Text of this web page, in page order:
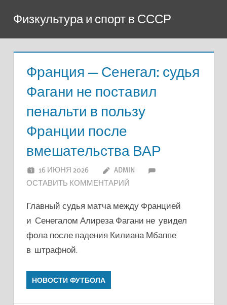
содержимому
Физкультура и спорт в СССР
Франция — Сенегал: судья
Фагани не поставил
пенальти в пользу
Франции после
вмешательства ВАР
16 ИЮНЯ 2026
ADMIN
ОСТАВИТЬ КОММЕНТАРИЙ
Главный судья матча между Францией
и Сенегалом Алиреза Фагани не увидел
фола после падения Килиана Мбаппе
в штрафной.
НОВОСТИ ФУТБОЛА